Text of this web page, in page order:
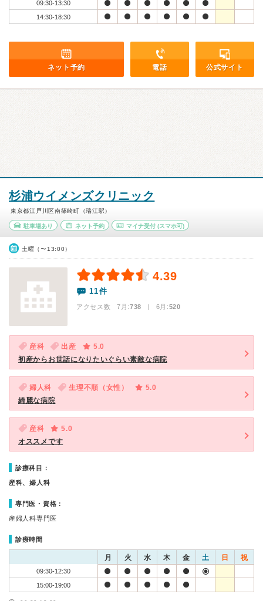
09:30-13:30
14:30-18:30
ネット予約 電話 公式サイト
杉浦ウイメンズクリニック
東京都江戸川区南篠崎町（瑞江駅）
駐車場あり ネット予約 マイナ受付 (スマホ可)
土曜（〜13:00）
4.39
11件
アクセス数 7月:738 | 6月:520
産科 出産
5.0
初産からお世話になりたいぐらい素敵な病院
婦人科 生理不順（女性）
5.0
綺麗な病院
産科
5.0
オススメです
診療科目：
産科、婦人科
専門医・資格：
産婦人科専門医
診療時間
月 火 水 木 金 土 日 祝
09:30-12:30
15:00-19:00